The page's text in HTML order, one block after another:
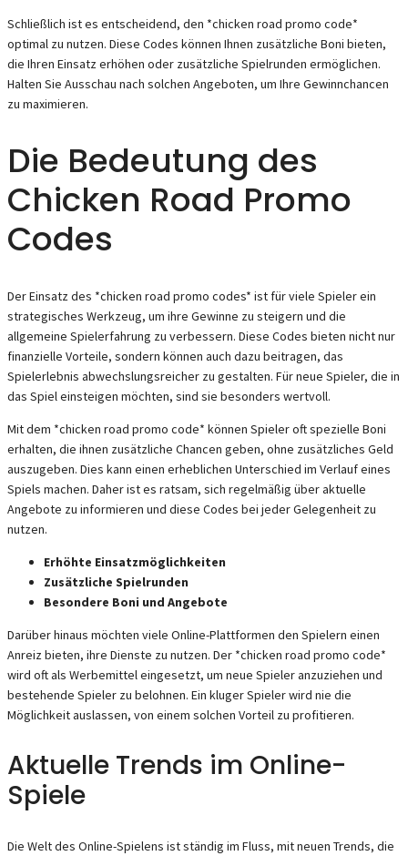
Schließlich ist es entscheidend, den *chicken road promo code*
optimal zu nutzen. Diese Codes können Ihnen zusätzliche Boni bieten,
die Ihren Einsatz erhöhen oder zusätzliche Spielrunden ermöglichen.
Halten Sie Ausschau nach solchen Angeboten, um Ihre Gewinnchancen
zu maximieren.
Die Bedeutung des
Chicken Road Promo
Codes
Der Einsatz des *chicken road promo codes* ist für viele Spieler ein
strategisches Werkzeug, um ihre Gewinne zu steigern und die
allgemeine Spielerfahrung zu verbessern. Diese Codes bieten nicht nur
finanzielle Vorteile, sondern können auch dazu beitragen, das
Spielerlebnis abwechslungsreicher zu gestalten. Für neue Spieler, die in
das Spiel einsteigen möchten, sind sie besonders wertvoll.
Mit dem *chicken road promo code* können Spieler oft spezielle Boni
erhalten, die ihnen zusätzliche Chancen geben, ohne zusätzliches Geld
auszugeben. Dies kann einen erheblichen Unterschied im Verlauf eines
Spiels machen. Daher ist es ratsam, sich regelmäßig über aktuelle
Angebote zu informieren und diese Codes bei jeder Gelegenheit zu
nutzen.
Erhöhte Einsatzmöglichkeiten
Zusätzliche Spielrunden
Besondere Boni und Angebote
Darüber hinaus möchten viele Online-Plattformen den Spielern einen
Anreiz bieten, ihre Dienste zu nutzen. Der *chicken road promo code*
wird oft als Werbemittel eingesetzt, um neue Spieler anzuziehen und
bestehende Spieler zu belohnen. Ein kluger Spieler wird nie die
Möglichkeit auslassen, von einem solchen Vorteil zu profitieren.
Aktuelle Trends im Online-
Spiele
Die Welt des Online-Spielens ist ständig im Fluss, mit neuen Trends, die